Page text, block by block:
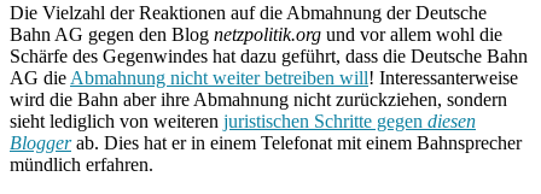
Die Vielzahl der Reaktionen auf die Abmahnung der Deutsche
Bahn AG gegen den Blog netzpolitik.org und vor allem wohl die
Schärfe des Gegenwindes hat dazu geführt, dass die Deutsche Bahn
AG die Abmahnung nicht weiter betreiben will! Interessanterweise
wird die Bahn aber ihre Abmahnung nicht zurückziehen, sondern
sieht lediglich von weiteren juristischen Schritte gegen diesen
Bloggerab. Dies hat er in einem Telefonat mit einem Bahnsprecher
mündlich erfahren.